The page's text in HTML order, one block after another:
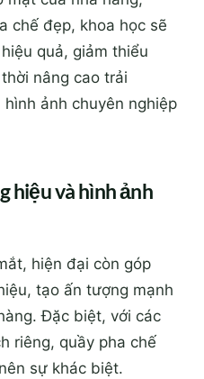
chế đẹp, khoa học sẽ
quả, giảm thiểu
nâng cao trải
ảnh chuyên nghiệp
hiệu và hình ảnh
hiện đại còn góp
tạo ấn tượng mạnh
Đặc biệt, với các
riêng, quầy pha chế
sự khác biệt.